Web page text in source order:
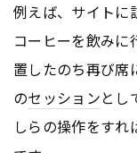
例えば、サイトに
コーヒーを飲みに
置したのち再び席
のセッションとし
しらの操作をすれ